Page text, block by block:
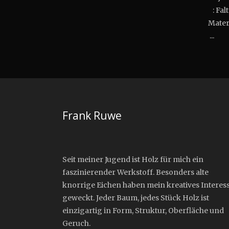
:
...
Frank Ruwe
Seit meiner Jugend ist Holz für mich ein
faszinierender Werkstoff. Besonders alte
knorrige Eichen haben mein kreatives
geweckt. Jeder Baum, jedes Stück Holz ist
einzigartig in Form, Struktur, Oberfläche und
Geruch.